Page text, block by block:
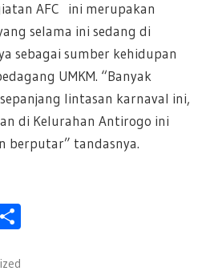
AFC ini merupakan
selama ini sedang di
sebagai sumber kehidupan
UMKM. “Banyak
lintasan karnaval ini,
di Kelurahan Antirogo ini
berputar” tandasnya.